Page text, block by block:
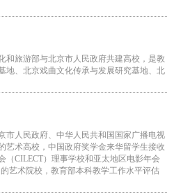
和旅游部与北京市人民政府共建高校，是教
地、北京戏曲文化传承与发展研究基地、北
市人民政府、中华人民共和国国家广播电视
艺术高校，中国政府奖学金来华留学生接收
（CILECT）理事学校和亚太地区电影年会
艺术院校，教育部本科教学工作水平评估